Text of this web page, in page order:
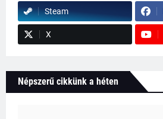
Steam
X
Népszerű cikkünk a héten